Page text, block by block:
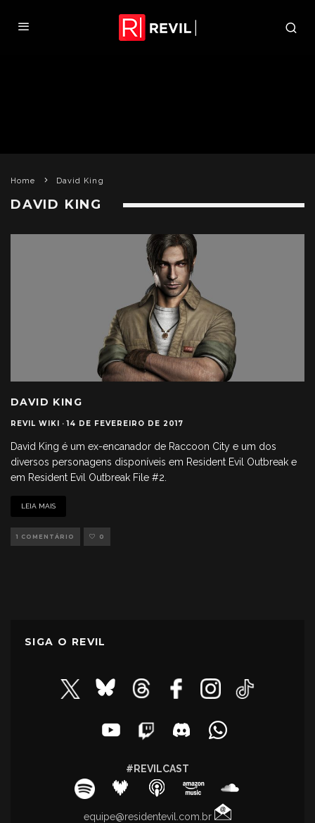
Home David King
DAVID KING
DAVID KING
REVIL WIKI · 14 DE FEVEREIRO DE 2017
David King é um ex-encanador de Raccoon City e um dos
diversos personagens disponíveis em Resident Evil Outbreak e
em Resident Evil Outbreak File #2.
LEIA MAIS
1 COMENTÁRIO 0
SIGA O REVIL
#REVILCAST
equipe@residentevil.com.br